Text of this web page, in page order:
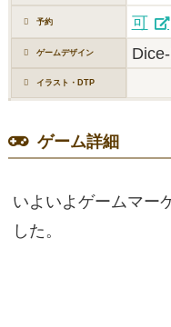
予約 可
ゲームデザイン
イラスト・DTP
ゲーム詳細
いよいよゲームマー
した。